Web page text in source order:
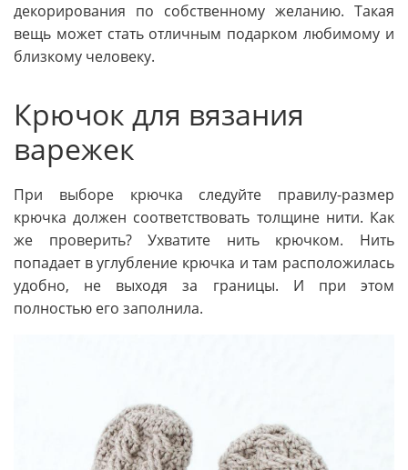
декорирования по собственному желанию. Такая
вещь может стать отличным подарком любимому и
близкому человеку.
Крючок для вязания
варежек
При выборе крючка следуйте правилу-размер
крючка должен соответствовать толщине нити. Как
же проверить? Ухватите нить крючком. Нить
попадает в углубление крючка и там расположилась
удобно, не выходя за границы. И при этом
полностью его заполнила.